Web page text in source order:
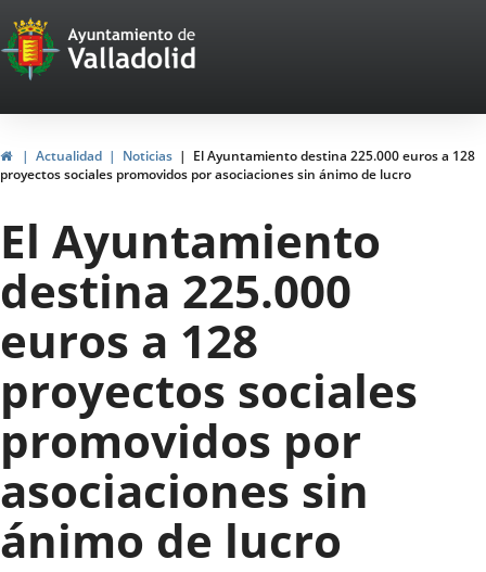
Portal
Web
del
Ayuntamiento
de
Valladolid
HomeActualidad Noticias
El Ayuntamiento destina 225.000 euros a 128
proyectos sociales promovidos por asociaciones sin ánimo de lucro
El Ayuntamiento
destina 225.000
euros a 128
proyectos sociales
promovidos por
asociaciones sin
ánimo de lucro